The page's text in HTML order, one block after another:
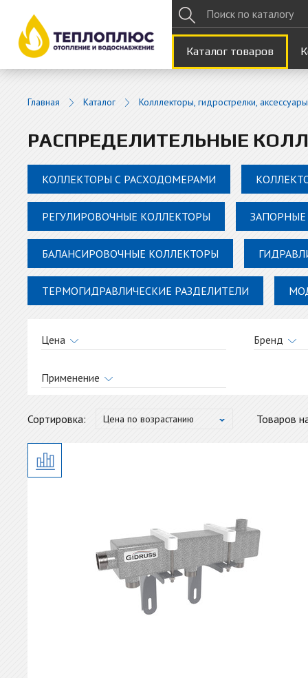
Каталог товаров
Главная Каталог Колллекторы, гидрострелки, аксессуары
РАСПРЕДЕЛИТЕЛЬНЫЕ
КОЛЛЕКТОРЫ С РАСХОДОМЕРАМИ
РЕГУЛИРОВОЧНЫЕ КОЛЛЕКТОРЫ
БАЛАНСИРОВОЧНЫЕ КОЛЛЕКТОРЫ
ТЕРМОГИДРАВЛИЧЕСКИЕ РАЗДЕЛИТЕЛИ
Цена
от
Бренд
Применение
Сортировка: Цена по возрастанию Товаров